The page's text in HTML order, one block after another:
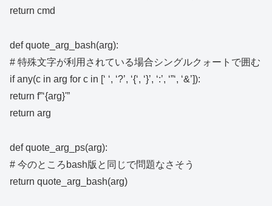
return cmd
def quote_arg_bash(arg):
# 特殊文字が利用されている場合シングルクォートで囲む
if any(c in arg for c in [‘ ‘, ‘?’, ‘{‘, ‘}’, ‘:’, ‘”‘, ‘&’]):
return f”‘{arg}'”
return arg
def quote_arg_ps(arg):
# 今のところbash版と同じで問題なさそう
return quote_arg_bash(arg)